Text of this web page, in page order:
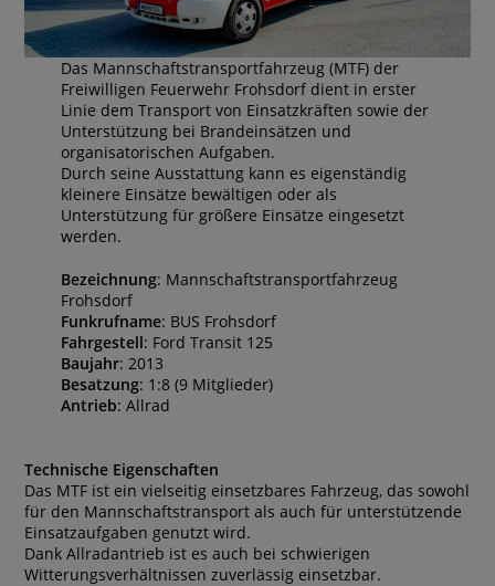
Das Mannschaftstransportfahrzeug (MTF) der
Freiwilligen Feuerwehr Frohsdorf dient in erster
Linie dem Transport von Einsatzkräften sowie der
Unterstützung bei Brandeinsätzen und
organisatorischen Aufgaben.
Durch seine Ausstattung kann es eigenständig
kleinere Einsätze bewältigen oder als
Unterstützung für größere Einsätze eingesetzt
werden.
Bezeichnung: Mannschaftstransportfahrzeug
Frohsdorf
Funkrufname: BUS Frohsdorf
Fahrgestell: Ford Transit 125
Baujahr: 2013
Besatzung: 1:8 (9 Mitglieder)
Antrieb: Allrad
Technische Eigenschaften
Das MTF ist ein vielseitig einsetzbares Fahrzeug, das sowohl
für den Mannschaftstransport als auch für unterstützende
Einsatzaufgaben genutzt wird.
Dank Allradantrieb ist es auch bei schwierigen
Witterungsverhältnissen zuverlässig einsetzbar.